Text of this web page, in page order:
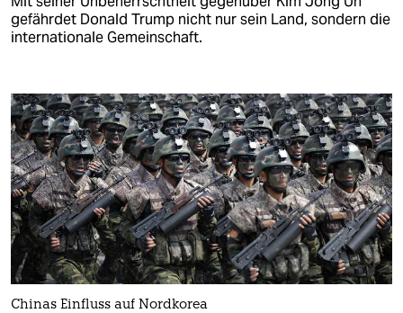
gefährdet Donald Trump nicht nur sein Land, sondern die
internationale Gemeinschaft.
Chinas Einfluss auf Nordkorea